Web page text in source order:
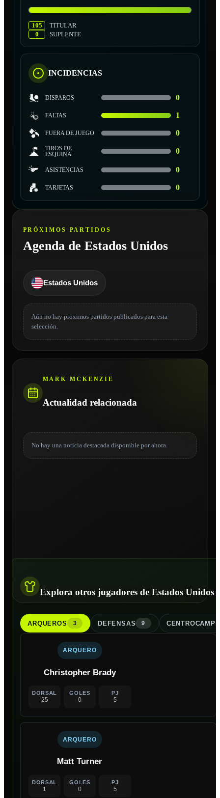
105
TITULAR
0
SUPLENTE
INCIDENCIAS
DISPAROS 0
FALTAS 1
FUERA DE JUEGO 0
TIROS DE
ESQUINA
0
ASISTENCIAS 0
TARJETAS 0
PRÓXIMOS PARTIDOS
Agenda de Estados Unidos
Estados Unidos
Aún no hay proximos partidos publicados para esta
selección.
MARK MCKENZIE
Actualidad relacionada
No hay una noticia destacada disponible por ahora.
Explora otros jugadores de Estados Unidos
ARQUEROS 3 DEFENSAS 9
ARQUERO
Christopher Brady
DORSAL
25
GOLES
0
PJ
5
ARQUERO
Matt Turner
DORSAL
1
GOLES
0
PJ
5